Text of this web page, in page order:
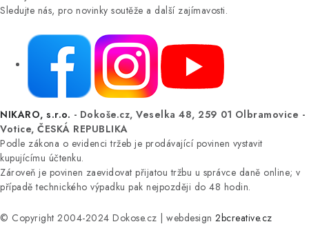
Sledujte nás, pro novinky soutěže a další zajímavosti.
NIKARO, s.r.o. - Dokoše.cz, Veselka 48, 259 01 Olbramovice -
Votice, ČESKÁ REPUBLIKA
Podle zákona o evidenci tržeb je prodávající povinen vystavit
kupujícímu účtenku.
Zároveň je povinen zaevidovat přijatou tržbu u správce daně online; v
případě technického výpadku pak nejpozději do 48 hodin.
© Copyright 2004-2024 Dokose.cz | webdesign 2bcreative.cz